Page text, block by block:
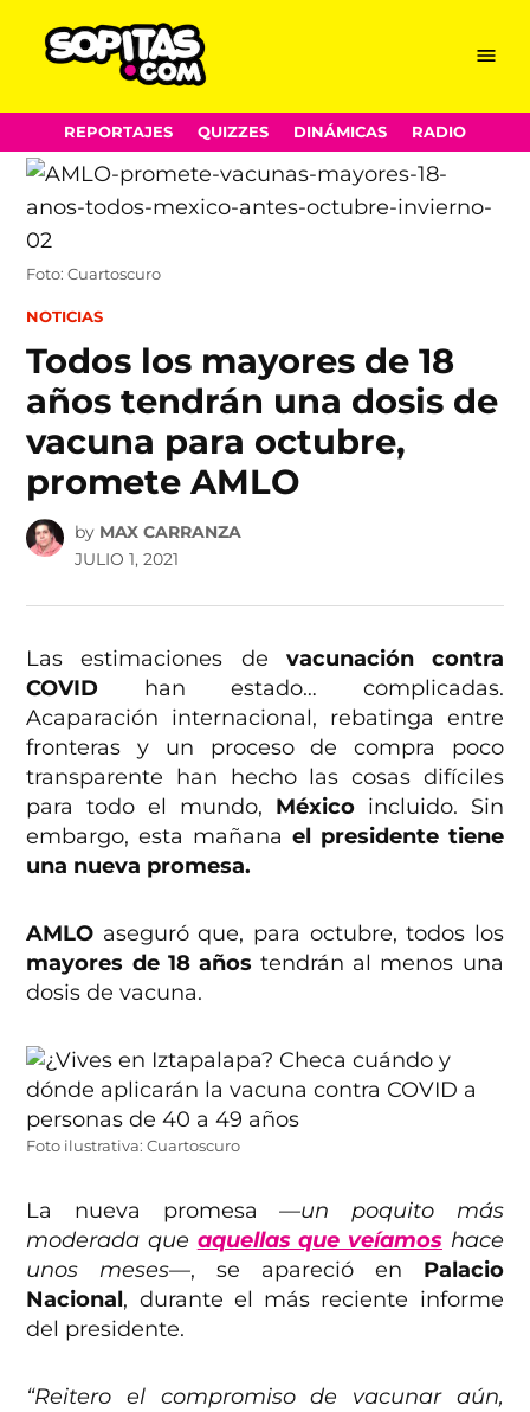
Skip
to
content
Menu
REPORTAJES QUIZZES DINÁMICAS RADIO
Foto: Cuartoscuro
POSTED
NOTICIAS
Todos los mayores de 18
años tendrán una dosis de
vacuna para octubre,
promete AMLO
by MAX CARRANZA
JULIO 1, 2021
Las estimaciones de vacunación contra
COVID han estado… complicadas.
Acaparación internacional, rebatinga entre
fronteras y un proceso de compra poco
transparente han hecho las cosas difíciles
para todo el mundo, Méxicoincluido. Sin
embargo, esta mañana el presidente tiene
una nueva promesa.
AMLO aseguró que, para octubre, todos los
mayores de 18 años tendrán al menos una
dosis de vacuna.
Foto ilustrativa: Cuartoscuro
La nueva promesa—un poquito más
moderada que aquellas que veíamoshace
unos meses—, se apareció en Palacio
Nacional, durante el más reciente informe
del presidente.
“Reitero el compromiso de vacunar aún,